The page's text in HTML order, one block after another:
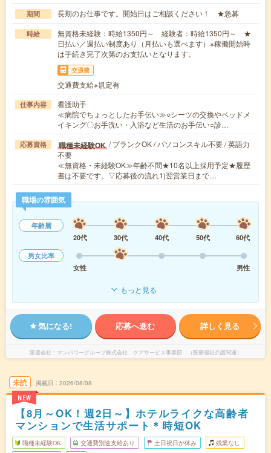
期間 長期のお仕事です。開始日はご相談ください！ ★急募
時給
無資格未経験：時給1350円～ 経験者：時給1350円～ ★
日払い／週払い制度あり（月払いも選べます）※稼働開始時
は手続き完了次第のお支払いとなります。
交通費
交通費支給※規定有
仕事内容
看護助手
≪病院でちょっとしたお手伝い≫○シーツの交換やベッドメ
イキング〇お手洗い・入浴など生活のお手伝い○診…
応募資格 職種未経験OK / ブランクOK / パソコンスキル不要 / 英語力
不要
≪無資格・未経験OK≫年齢不問★10名以上採用予定★履歴
書は不要です。▽応募後の流れ1)翌営業日まで…
職場の雰囲気
年齢層
20代
30代 40代 50代
60代
男女比率
女性
男性
もっと見る
気になる! 応募へ進む 詳しく見る
派遣会社 マンパワーグループ株式会社 ケアサービス事業部 （医療福祉介護関連）
未読
NEW
掲載日 2026/08/08
【8月～OK！週2日～】ホテルライクな高齢者
マンションで生活サポート＊時短OK
職種未経験OK 交通費別途支給あり 土日祝日が休み 残業なし